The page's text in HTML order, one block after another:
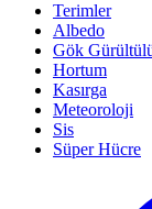
Terimler
Albedo
Gök Gürültülü
Hortum
Kasırga
Meteoroloji
Sis
Süper Hücre